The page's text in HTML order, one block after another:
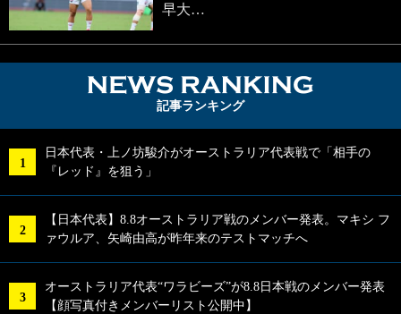
早大…
記事ランキング
日本代表・上ノ坊駿介がオーストラリア代表戦で「相手の
『レッド』を狙う」
【日本代表】8.8オーストラリア戦のメンバー発表。マキシ フ
ァウルア、矢崎由高が昨年来のテストマッチへ
オーストラリア代表“ワラビーズ”が8.8日本戦のメンバー発表
【顔写真付きメンバーリスト公開中】